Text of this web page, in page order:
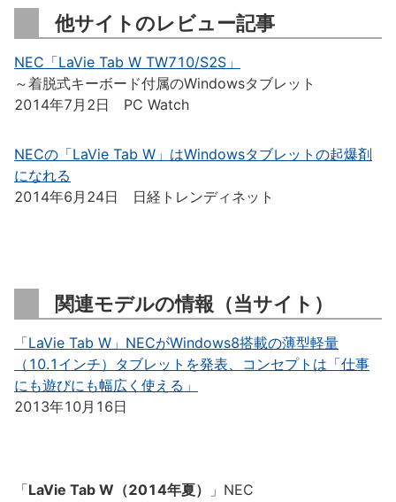
他サイトのレビュー記事
NEC「LaVie Tab W TW710/S2S」
～着脱式キーボード付属のWindowsタブレット
2014年7月2日 PC Watch
NECの「LaVie Tab W」はWindowsタブレットの起爆剤
になれる
2014年6月24日 日経トレンディネット
関連モデルの情報（当サイト）
「LaVie Tab W」NECがWindows8搭載の薄型軽量
（10.1インチ）タブレットを発表、コンセプトは「仕事
にも遊びにも幅広く使える」
2013年10月16日
「LaVie Tab W（2014年夏） 」NEC